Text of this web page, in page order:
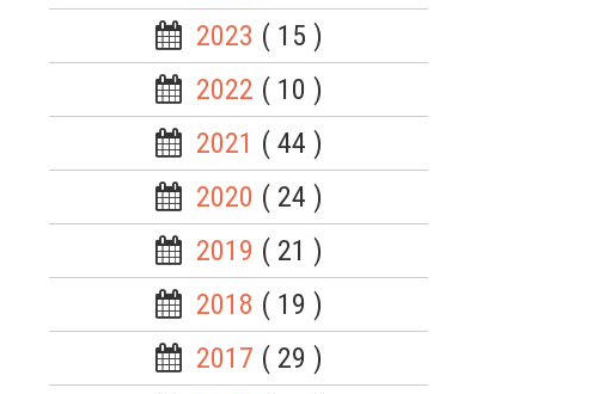
2023 ( 15 )
2022 ( 10 )
2021 ( 44 )
2020 ( 24 )
2019 ( 21 )
2018 ( 19 )
2017 ( 29 )